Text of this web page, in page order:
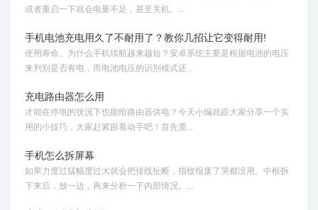
或者重启一下就会电量不足，甚至关机。...
手机电池充电用久了不耐用了？教你几招让它变得耐用!
使用寿命。为什么手机续航越来越短？安卓系统主要是根据电池的电压
来判别是否有电，而电池电压的识别模式还...
充电路由器怎么用
才能在停电的状况下也能给路由器供电？今天小编就跟大家分享一个实
用的小技巧，大家赶紧跟着动手吧！首先需...
手机怎么拆屏幕
如果力度过猛幅度过大就会把排线扯断，指纹报废了哭都没用。中框拆
下来后，放一边，再来分析一下内部情况。...